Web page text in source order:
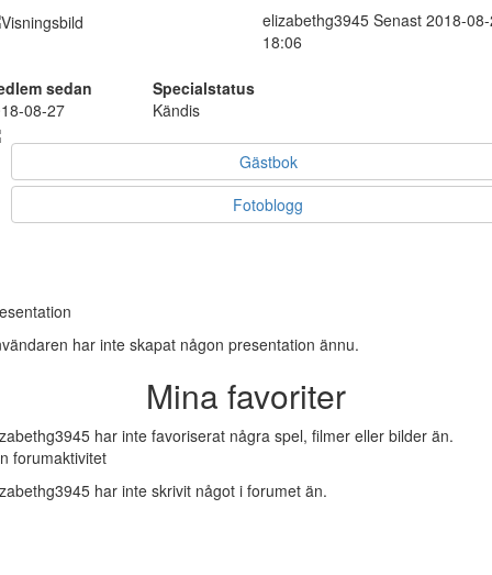
elizabethg3945 Senast 2018-
18:06
sedan
Specialstatus
08-27
Kändis
Gästbok
Fotoblogg
har inte skapat någon presentation ännu.
Mina favoriter
har inte favoriserat några spel, filmer eller bilder än.
forumaktivitet
har inte skrivit något i forumet än.